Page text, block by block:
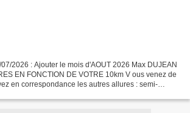
2026 : Ajouter le mois d'AOUT 2026 Max DUJEAN
EN FONCTION DE VOTRE 10km V ous venez de
en correspondance les autres allures : semi-